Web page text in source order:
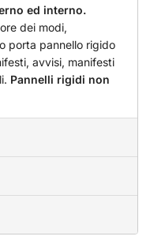
ed interno.
dei modi,
porta pannello rigido
avvisi, manifesti
Pannelli rigidi non